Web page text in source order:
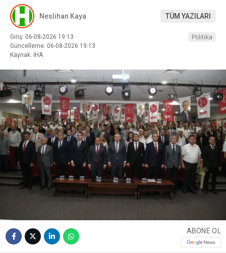
Neslihan Kaya TÜM YAZILARI
Giriş: 06-08-2026 19:13
Güncelleme: 06-08-2026 19:13
Kaynak: İHA
Politika
ABONE OL